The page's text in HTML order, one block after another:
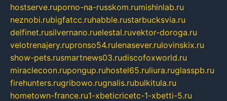
hostserve.ruporno-na-russkom.rumishinlab.ru
neznobi.rubigfatcc.ruhabble.rustarbucksvia.ru
delfinet.rusilvernano.ruelestal.ruvektor-doroga.ru
velotrenajery.rupronso54.rulenasever.rulovinskix.ru
show-pets.rusmartnews03.rudiscofoxworld.ru
miraclecoon.rupongup.ruhostel65.ruliura.ruglasspb.ru
firehunters.rugribowo.rugnalis.rubulkitula.ru
hometown-france.ru1-xbeticricetc-1-xbetti-5.ru